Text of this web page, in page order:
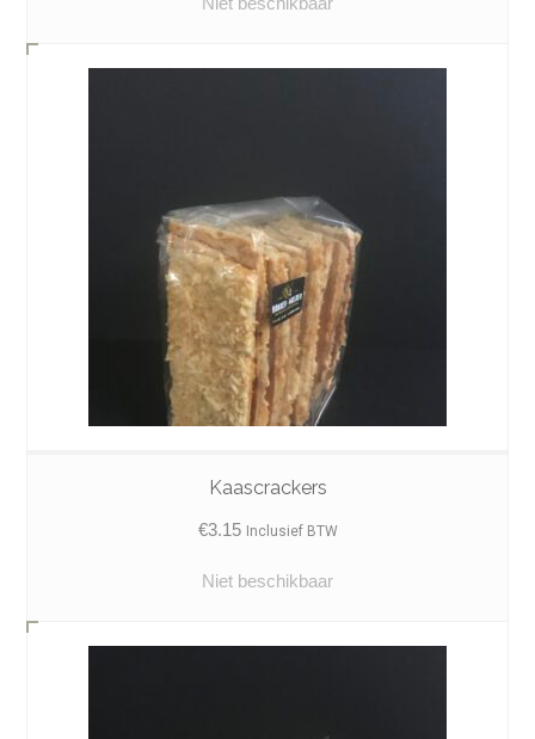
Kaascrackers
€3.15 Inclusief BTW
Niet beschikbaar